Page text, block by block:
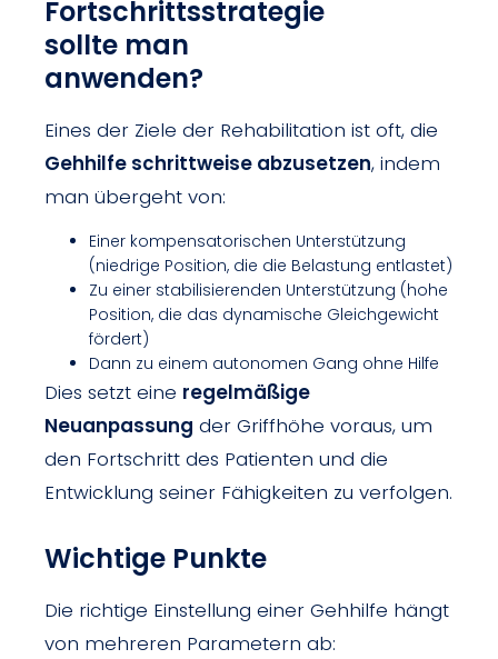
Fortschrittsstrategie
sollte man
anwenden?
Eines der Ziele der Rehabilitation ist oft, die
Gehhilfe schrittweise abzusetzen, indem
man übergeht von:
Einer kompensatorischen Unterstützung
(niedrige Position, die die Belastung entlastet)
Zu einer stabilisierenden Unterstützung (hohe
Position, die das dynamische Gleichgewicht
fördert)
Dann zu einem autonomen Gang ohne Hilfe
Dies setzt eine regelmäßige
Neuanpassung der Griffhöhe voraus, um
den Fortschritt des Patienten und die
Entwicklung seiner Fähigkeiten zu verfolgen.
Wichtige Punkte
Die richtige Einstellung einer Gehhilfe hängt
von mehreren Parametern ab: